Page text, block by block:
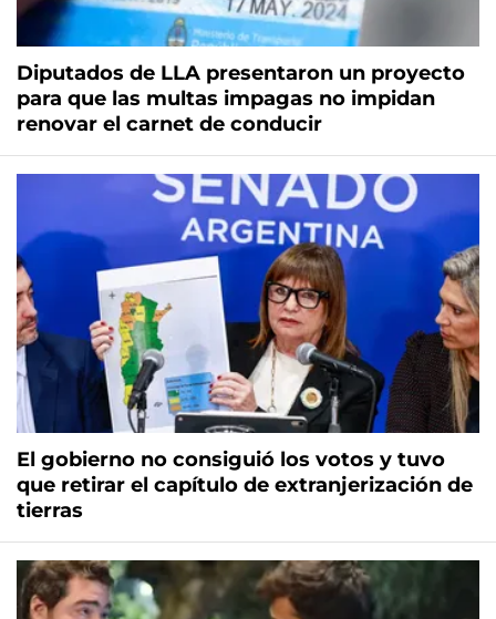
Diputados de LLA presentaron un proyecto
para que las multas impagas no impidan
renovar el carnet de conducir
El gobierno no consiguió los votos y tuvo
que retirar el capítulo de extranjerización de
tierras